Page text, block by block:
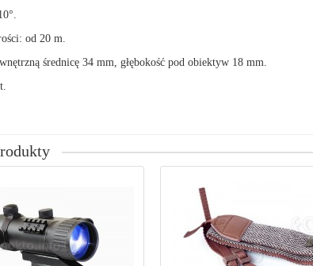
od 20 m.
średnicę 34 mm, głębokość pod obiektyw 18 mm.